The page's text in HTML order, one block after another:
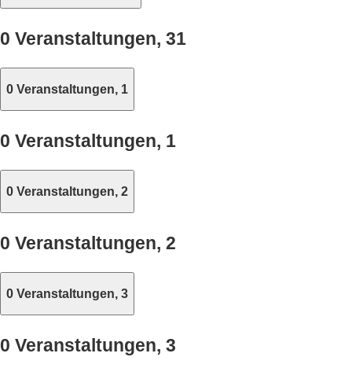
0 Veranstaltungen, 31
0 Veranstaltungen, 1
0 Veranstaltungen, 1
0 Veranstaltungen, 2
0 Veranstaltungen, 2
0 Veranstaltungen, 3
0 Veranstaltungen, 3